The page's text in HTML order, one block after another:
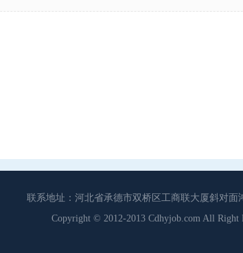
联系地址：河北省承德市双桥区工商联大厦斜对面
Copyright © 2012-2013 Cdhyjob.com All Right